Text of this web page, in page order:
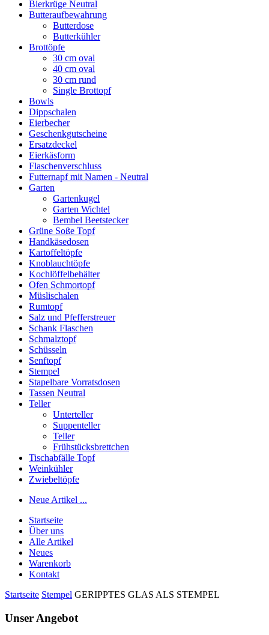
Bierkrüge Neutral
Butteraufbewahrung
Butterdose
Butterkühler
Brottöpfe
30 cm oval
40 cm oval
30 cm rund
Single Brottopf
Bowls
Dippschalen
Eierbecher
Geschenkgutscheine
Ersatzdeckel
Eierkäsform
Flaschenverschluss
Futternapf mit Namen - Neutral
Garten
Gartenkugel
Garten Wichtel
Bembel Beetstecker
Grüne Soße Topf
Handkäsedosen
Kartoffeltöpfe
Knoblauchtöpfe
Kochlöffelbehälter
Ofen Schmortopf
Müslischalen
Rumtopf
Salz und Pfefferstreuer
Schank Flaschen
Schmalztopf
Schüsseln
Senftopf
Stempel
Stapelbare Vorratsdosen
Tassen Neutral
Teller
Unterteller
Suppenteller
Teller
Frühstücksbrettchen
Tischabfälle Topf
Weinkühler
Zwiebeltöpfe
Neue Artikel ...
Startseite
Über uns
Alle Artikel
Neues
Warenkorb
Kontakt
Startseite Stempel GERIPPTES GLAS ALS STEMPEL
Unser Angebot